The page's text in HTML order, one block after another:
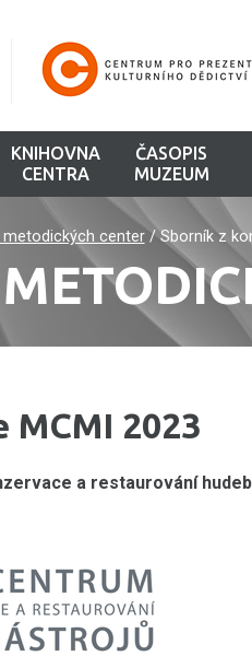
KNIHOVNA
CENTRA
ČASOPIS
MUZEUM
center/Sborník z
MCMI 2023
a restaurování